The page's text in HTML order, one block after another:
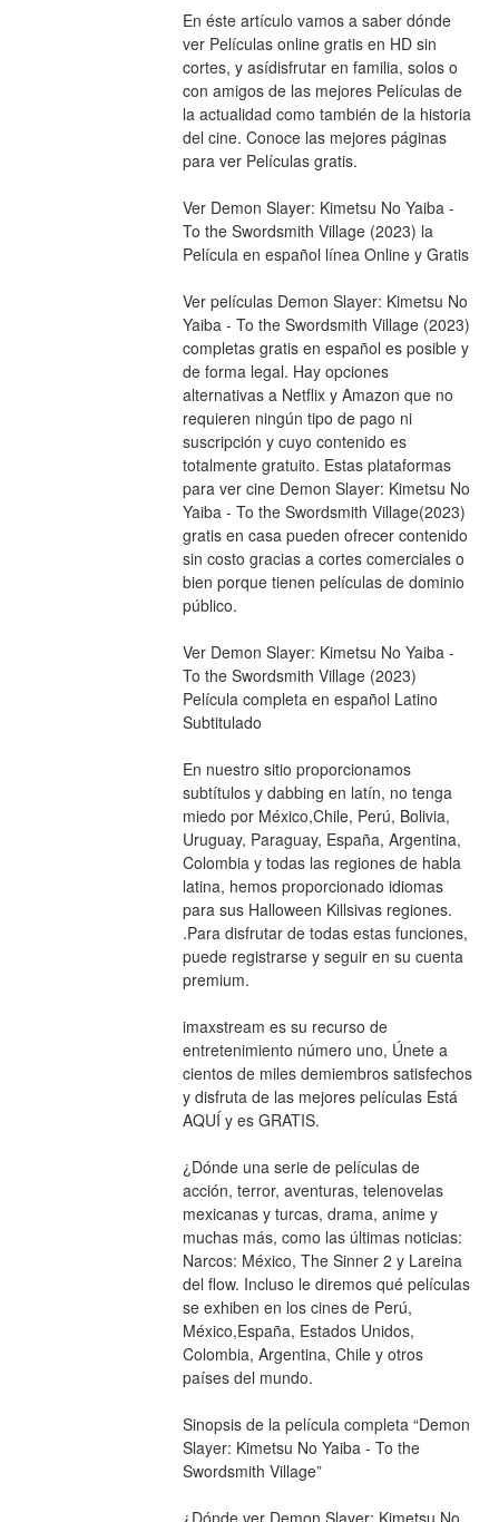
En éste artículo vamos a saber dónde
ver Películas online gratis en HD sin
cortes, y asídisfrutar en familia, solos o
con amigos de las mejores Películas de
la actualidad como también de la historia
del cine. Conoce las mejores páginas
para ver Películas gratis.
Ver Demon Slayer: Kimetsu No Yaiba -
To the Swordsmith Village (2023) la
Película en español línea Online y Gratis
Ver películas Demon Slayer: Kimetsu No
Yaiba - To the Swordsmith Village (2023)
completas gratis en español es posible y
de forma legal. Hay opciones
alternativas a Netflix y Amazon que no
requieren ningún tipo de pago ni
suscripción y cuyo contenido es
totalmente gratuito. Estas plataformas
para ver cine Demon Slayer: Kimetsu No
Yaiba - To the Swordsmith Village(2023)
gratis en casa pueden ofrecer contenido
sin costo gracias a cortes comerciales o
bien porque tienen películas de dominio
público.
Ver Demon Slayer: Kimetsu No Yaiba -
To the Swordsmith Village (2023)
Película completa en español Latino
Subtitulado
En nuestro sitio proporcionamos
subtítulos y dabbing en latín, no tenga
miedo por México,Chile, Perú, Bolivia,
Uruguay, Paraguay, España, Argentina,
Colombia y todas las regiones de habla
latina, hemos proporcionado idiomas
para sus Halloween Killsivas regiones.
.Para disfrutar de todas estas funciones,
puede registrarse y seguir en su cuenta
premium.
imaxstream es su recurso de
entretenimiento número uno, Únete a
cientos de miles demiembros satisfechos
y disfruta de las mejores películas Está
AQUÍ y es GRATIS.
¿Dónde una serie de películas de
acción, terror, aventuras, telenovelas
mexicanas y turcas, drama, anime y
muchas más, como las últimas noticias:
Narcos: México, The Sinner 2 y Lareina
del flow. Incluso le diremos qué películas
se exhiben en los cines de Perú,
México,España, Estados Unidos,
Colombia, Argentina, Chile y otros
países del mundo.
Sinopsis de la película completa “Demon
Slayer: Kimetsu No Yaiba - To the
Swordsmith Village”
¿Dónde ver Demon Slayer: Kimetsu No